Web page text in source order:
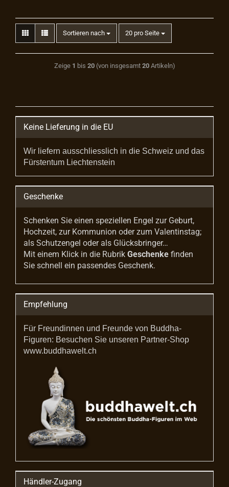
Sortieren nach 20 pro Seite
Zeige 1 bis 20(von insgesamt 20Artikeln)
Keine Lieferung in die EU
Wir liefern ausschliesslich in die Schweiz und das
Fürstentum Liechtenstein
Geschenke
Schenken Sie einen speziellen Engel zur Geburt,
Hochzeit, zur Kommunion oder zum Valentinstag;
als Schutzengel oder als Glücksbringer…
Mit einem Klick in die Rubrik Geschenke finden
Sie schnell ein passendes Geschenk.
Empfehlung
Für Freundinnen und Freunde von Buddha-
Figuren: Besuchen Sie unseren Partner-Shop
www.buddhawelt.ch
Händler-Zugang